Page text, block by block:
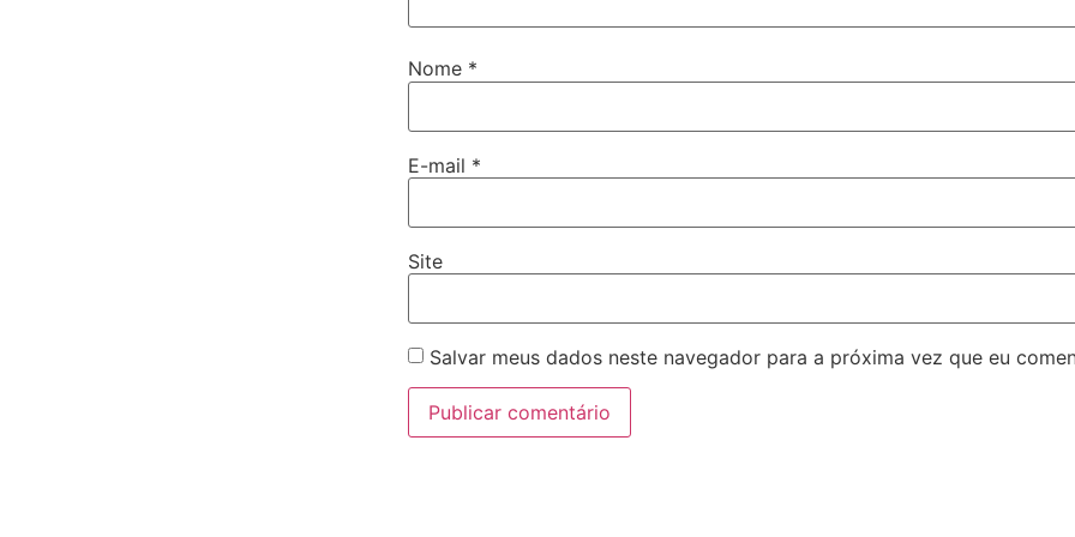
Nome *
E-mail *
Site
Salvar meus dados neste navegador para a próxima vez que eu